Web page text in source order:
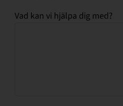
Vad kan vi hjälpa dig med?